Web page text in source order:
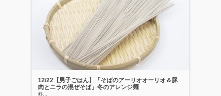
12/22【男子ごはん】「そばのアーリオオーリオ＆豚
肉とニラの混ぜそば」冬のアレンジ麺
料...